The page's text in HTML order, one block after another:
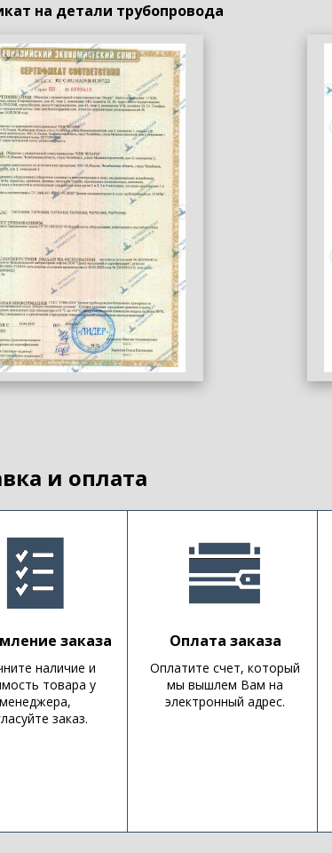
на детали трубопровода
и оплата
заказа
наличие и
товара у
менеджера,
заказ.
Оплата заказа
Оплатите счет, который
мы вышлем Вам на
электронный адрес.